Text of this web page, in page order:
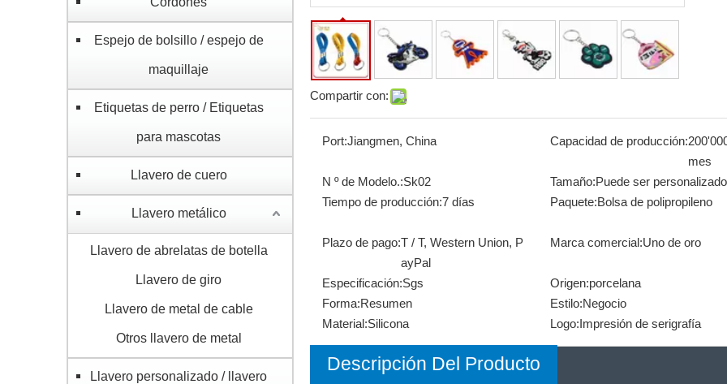
Espejo de bolsillo / espejo de
maquillaje
Etiquetas de perro / Etiquetas
para mascotas
Llavero de cuero
Llavero metálico
Llavero de abrelatas de botella
Llavero de giro
Llavero de metal de cable
Otros llavero de metal
Llavero personalizado / llavero
Compartir con:
Port:Jiangmen, China Capacidad de producción:
mes
N º de Modelo.:Sk02 Tamaño:Puede ser personalizado
Tiempo de producción:7 días Paquete:Bolsa de polipropileno
Plazo de pago:T / T, Western Union, P
ayPal
Marca comercial:Uno de oro
Especificación:Sgs Origen:porcelana
Forma:Resumen Estilo:Negocio
Material:Silicona Logo:Impresión de serigrafía
Descripción Del Producto